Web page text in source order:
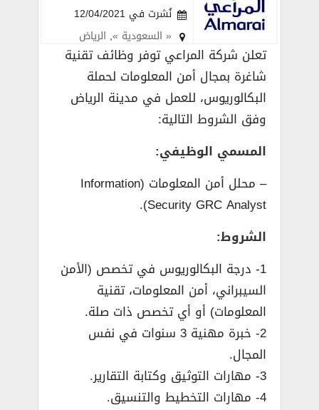
نُشرت في 12/04/2021
« السعودية », الرياض
تعلن شركة المراعي توفر وظائف تقنية
شاغرة بمجال أمن المعلومات لحملة
البكالوريوس، للعمل في مدينة الرياض
وفق الشروط التالية:
المسمي الوظيفي:
– محلل أمن المعلومات (Information
Security GRC Analyst).
الشروط:
1- درجة البكالوريوس في تخصص (الأمن
السيبراني، أمن المعلومات، تقنية
المعلومات) أو أي تخصص ذات صلة.
2- خبرة مهنية 3 سنوات في نفس
المجال.
3- مهارات التوثيق وكتابة التقارير.
4- مهارات التخطيط والتنسيق.